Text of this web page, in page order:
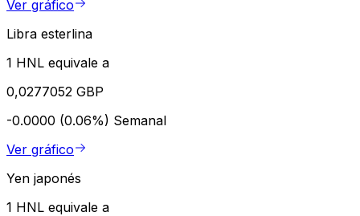
Ver gráfico
Libra esterlina
1 HNL equivale a
0,0277052 GBP
-0.0000 (0.06%) Semanal
Ver gráfico
Yen japonés
1 HNL equivale a